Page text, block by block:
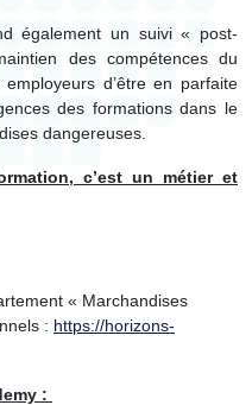
également un suivi « post-
des compétences du
d’être en parfaite
des formations dans le
dangereuses.
c’est un métier et
« Marchandises
: https://horizons-
: